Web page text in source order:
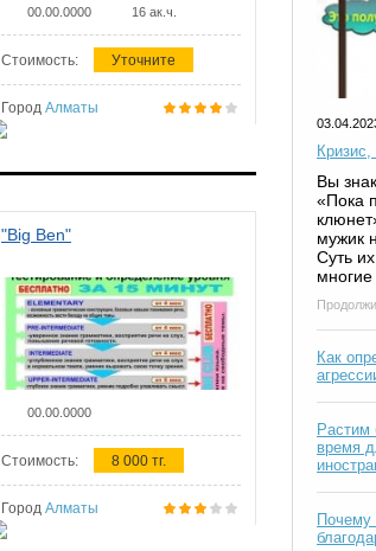
00.00.0000 16 ак.ч.
Стоимость: Уточните
Город Алматы
"Big Ben"
00.00.0000
Стоимость: 8 000 тг.
Город Алматы
Кризис,
Вы
«Пока
мужик
Суть
многие
Как
Растим
время
Почему